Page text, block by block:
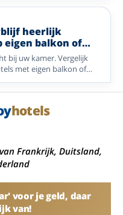
heerlijk
eigen balkon of
bij uw kamer. Vergelijk
met eigen balkon of
Groningen, de
de Rijnstreek, het
hotels
Frankrijk, Duitsland,
voor je geld, daar
van!